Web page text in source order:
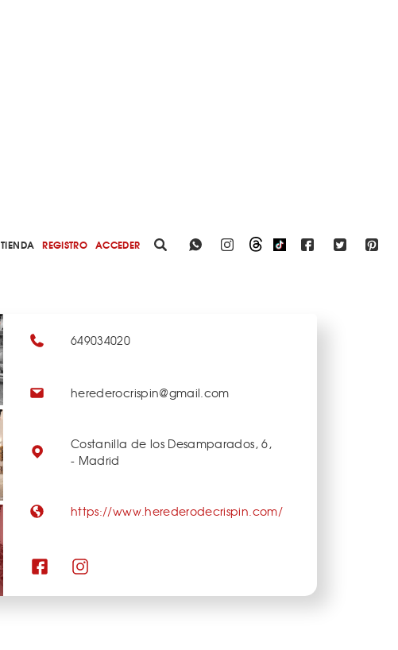
TIENDA REGISTRO ACCEDER
649034020
herederocrispin@gmail.com
Costanilla de los Desamparados, 6,
- Madrid
https://www.herederodecrispin.com/